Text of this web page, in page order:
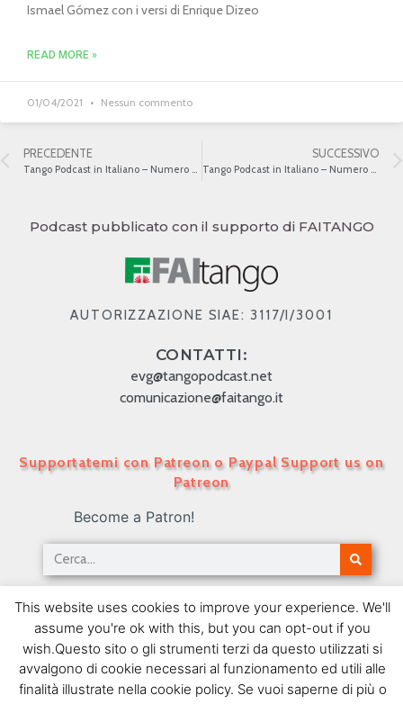
Ismael Gómez con i versi di Enrique Dizeo
READ MORE »
01/04/2021 Nessun commento
PRECEDENTE SUCCESSIVO
Podcast pubblicato con il supporto di FAITANGO
AUTORIZZAZIONE SIAE: 3117/I/3001
CONTATTI:
evg@tangopodcast.net
comunicazione@faitango.it
Supportatemi con Patreon o Paypal Support us on
Patreon
Become a Patron!
Tango Podcast in Italiano – Numero 83 – Il
Canyengue
28/06/2010
SEGUIMI SU FACEBOOK
This website uses cookies to improve your experience. We'll
assume you're ok with this, but you can opt-out if you
wish.Questo sito o gli strumenti terzi da questo utilizzati si
avvalgono di cookie necessari al funzionamento ed utili alle
finalità illustrate nella cookie policy. Se vuoi saperne di più o